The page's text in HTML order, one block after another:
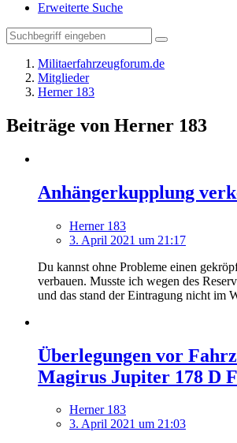
Erweiterte Suche
Militaerfahrzeugforum.de
Mitglieder
Herner 183
Beiträge von Herner 183
Anhängerkupplung
Herner 183
3. April 2021 um 21:17
Du kannst ohne Probleme einen
verbauen. Musste ich wegen des
und das stand der Eintragung nicht im
Überlegungen vor
Magirus Jupiter 178 D
Herner 183
3. April 2021 um 21:03